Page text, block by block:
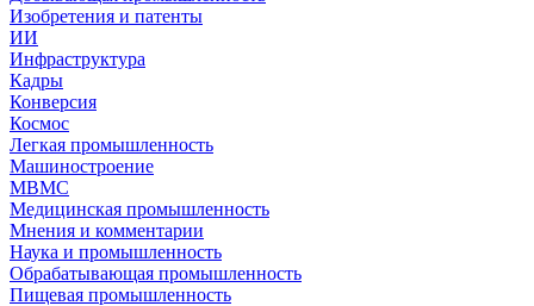
Изобретения и патенты
ИИ
Инфраструктура
Кадры
Конверсия
Космос
Легкая промышленность
Машиностроение
МВМС
Медицинская промышленность
Мнения и комментарии
Наука и промышленность
Обрабатывающая промышленность
Пищевая промышленность